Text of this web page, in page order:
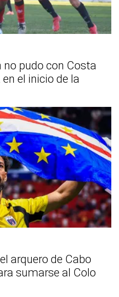
no pudo con Costa
el inicio de la
arquero de Cabo
sumarse al Colo